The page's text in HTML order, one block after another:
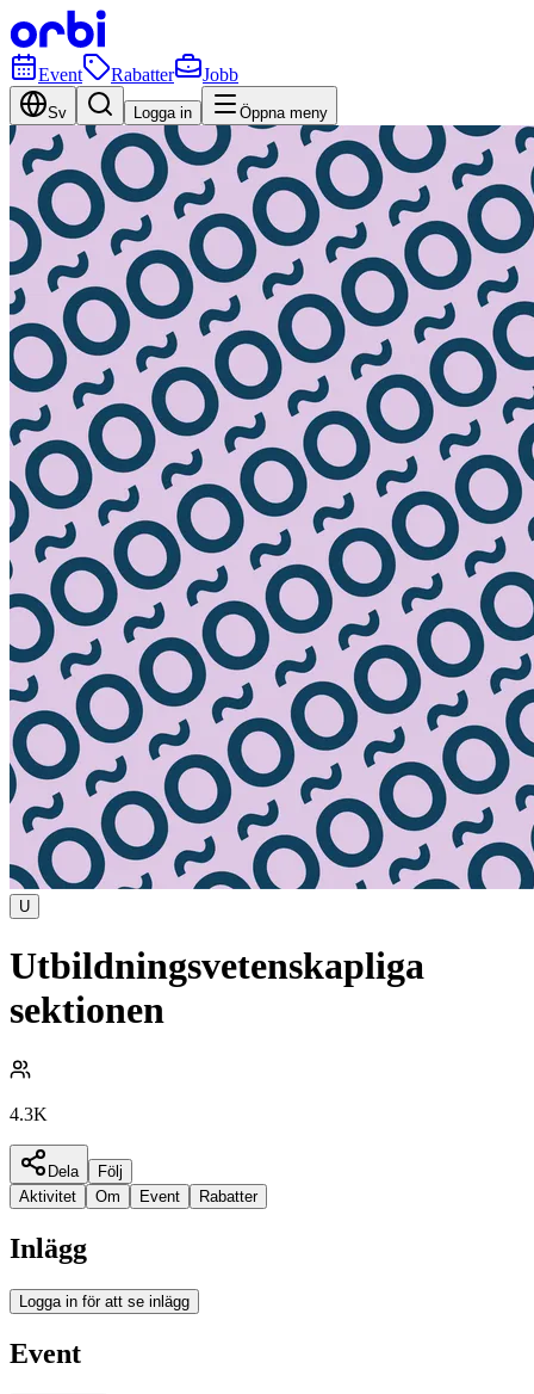
Event Rabatter Jobb
Sv Logga in Öppna meny
U
Utbildningsvetenskapliga
sektionen
4.3K
Dela
Följ
Aktivitet
Om Event Rabatter
Inlägg
Logga in för att se inlägg
Event